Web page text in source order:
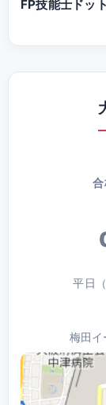
FP技能士ドッ
平日
梅田イ